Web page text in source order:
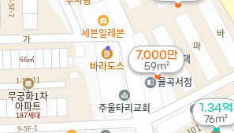
1.34억
76m²
7,000만
59m²